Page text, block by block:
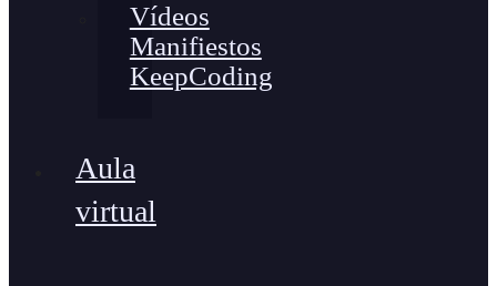
Vídeos
Manifiestos
KeepCoding
Aula
virtual